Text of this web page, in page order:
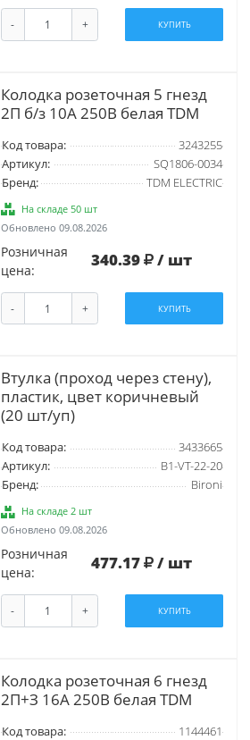
- + КУПИТЬ
Колодка розеточная 5 гнезд
2П б/з 10А 250В белая TDM
Код товара:
3243255
Артикул:
SQ1806-0034
Бренд:
TDM ELECTRIC
На складе 50 шт
Обновлено 09.08.2026
Розничная
цена:
340.39 / шт
- + КУПИТЬ
Втулка (проход через стену),
пластик, цвет коричневый
(20 шт/уп)
Код товара:
3433665
Артикул:
B1-VT-22-20
Бренд:
Bironi
На складе 2 шт
Обновлено 09.08.2026
Розничная
цена:
477.17 / шт
- + КУПИТЬ
Колодка розеточная 6 гнезд
2П+З 16А 250В белая TDM
Код товара:
1144461